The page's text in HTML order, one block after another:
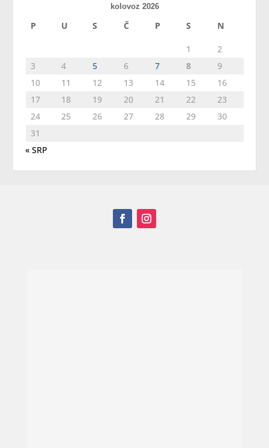
kolovoz 2026
P U S Č P S N
1
2
3
4 5 6 7 8
9
10
11 12 13 14 15
16
17
18 19 20 21 22
23
24
25 26 27 28 29
30
31
« SRP